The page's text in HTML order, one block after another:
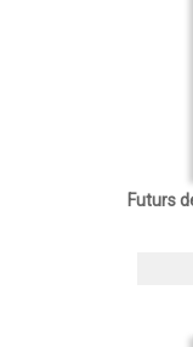
Futurs